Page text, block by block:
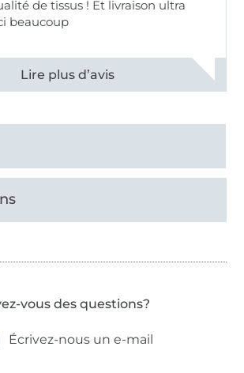
de tissus ! Et livraison ultra
beaucoup
11497 commentaires
vous des questions?
Écrivez-nous un e-mail